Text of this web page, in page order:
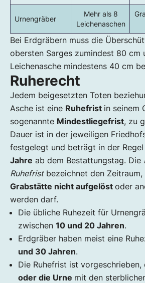
Urnengräber
Mehr als 8
Leichenaschen
Bei Erdgräbern muss die
obersten Sarges zumindest 80 cm
Leichenasche mindestens 40 cm
Ruherecht
Jedem beigesetzten Toten
Asche ist eine Ruhefrist in seinem
sogenannte Mindestliegefrist, zu
Dauer ist in der jeweiligen
festgelegt und beträgt in der Regel
Jahre ab dem Bestattungstag. Die
Ruhefristbezeichnet den Zeitraum,
Grabstätte nicht aufgelöst oder
werden darf.
Die übliche Ruhezeit für
zwischen 10 und 20 Jahren.
Erdgräber haben meist eine
und 30 Jahren.
Die Ruhefrist ist
oder die Urne mit den